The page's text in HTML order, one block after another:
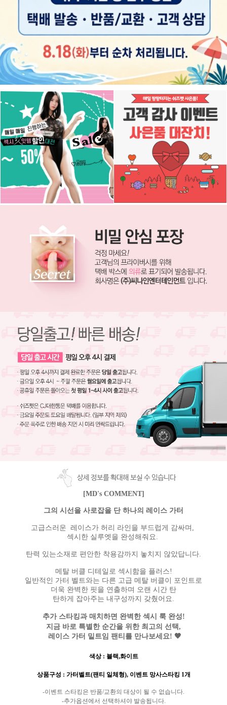
상세 정보를 확대해 보실 수 있습니다
[MD's COMMENT]
그의 시선을 사로잡을 단 하나의 레이스 가터
고급스러운 레이스가 허리 라인을 부드럽게 감싸며,
섹시한 실루엣을 완성해줘요.
탄력 있는소재로 편안한 착용감까지 놓치지 않았답니다.
메탈 버클 디테일로 섹시함을 플러스!
일반적인 가터 벨트와는 다른 고급 메탈 버클이 포인트로
더욱 완벽한 핏을 연출하며 오랜 시간 탄
탄하게 잡아주는 내구성까지 갖췄어요.
추가 스타킹과 매치하면 완벽한 섹시 룩 완성!
지금 바로 특별한 순간을 위한 최고의 선택 ,
레이스 가터 밑트임 팬티를 만나보세요! 🖤
색상: 블랙,화이트
상품구성 : 가터벨트(팬티 일체형), 이벤트 망사스타킹 1개
-이벤트 스타킹은 반품/교환의 대상이 될 수 없습니다.
-추가옵션에서 선택하셔야 발송됩니다.